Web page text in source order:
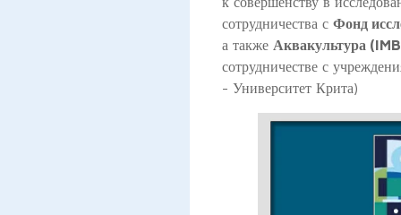
сотрудничества с Фонд
а также Аквакультура
сотрудничестве с
- Университет Крита)